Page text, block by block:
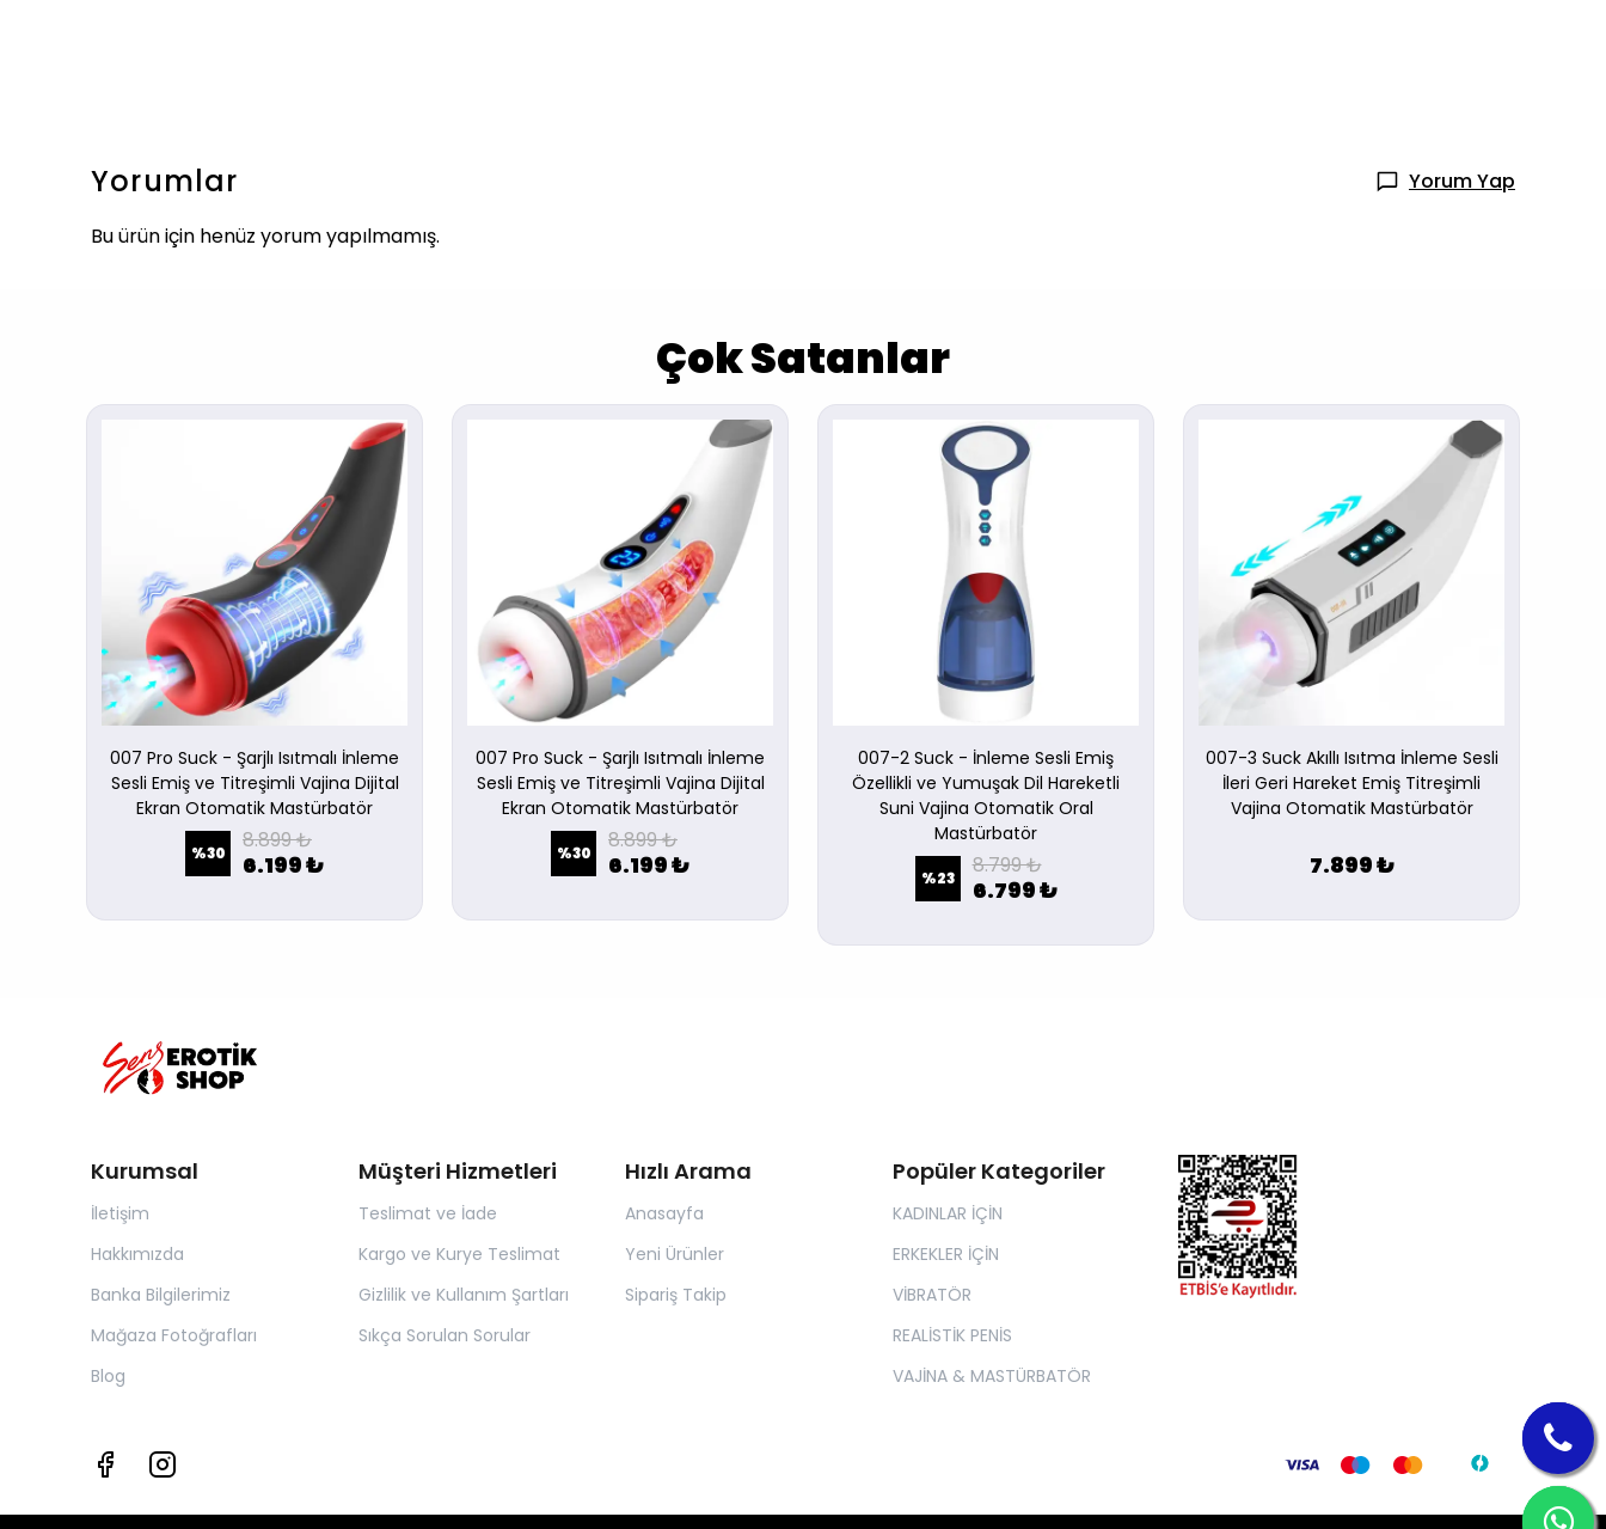
Yorumlar
Yorum Yap
Bu ürün için henüz yorum yapılmamış.
Çok Satanlar
007 Pro Suck - Şarjlı Isıtmalı İnleme
Sesli Emiş ve Titreşimli Vajina Dijital
Ekran Otomatik Mastürbatör
%30 8.899 ₺
6.199 ₺
007 Pro Suck - Şarjlı Isıtmalı İnleme
Sesli Emiş ve Titreşimli Vajina Dijital
Ekran Otomatik Mastürbatör
%30 8.899 ₺
6.199 ₺
007-2 Suck - İnleme Sesli Emiş
Özellikli ve Yumuşak Dil Hareketli
Suni Vajina Otomatik Oral
Mastürbatör
%23 8.799 ₺
6.799 ₺
007-3 Suck Akıllı Isıtma İnleme Sesli
İleri Geri Hareket Emiş Titreşimli
Vajina Otomatik Mastürbatör
7.899 ₺
Kurumsal
İletişim
Hakkımızda
Banka Bilgilerimiz
Mağaza Fotoğrafları
Blog
Müşteri Hizmetleri
Teslimat ve İade
Kargo ve Kurye Teslimat
Gizlilik ve Kullanım Şartları
Sıkça Sorulan Sorular
Hızlı Arama
Anasayfa
Yeni Ürünler
Sipariş Takip
Popüler Kategoriler
KADINLAR İÇİN
ERKEKLER İÇİN
VİBRATÖR
REALİSTİK PENİS
VAJİNA & MASTÜRBATÖR